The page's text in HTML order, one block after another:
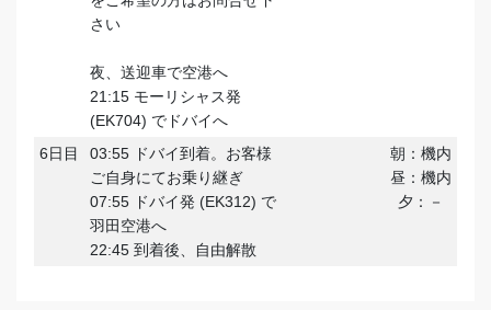
さい
夜、送迎車で空港へ
21:15 モーリシャス発
(EK704) でドバイへ
6日目
03:55 ドバイ到着。お客様
ご自身にてお乗り継ぎ
07:55 ドバイ発 (EK312) で
羽田空港へ
22:45 到着後、自由解散
朝：機内
昼：機内
夕：－